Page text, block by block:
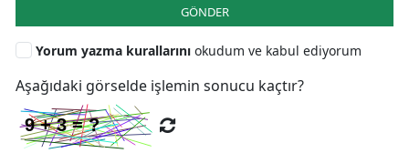
GÖNDER
Yorum yazma kurallarını okudum ve kabul ediyorum
Aşağıdaki görselde işlemin sonucu kaçtır?